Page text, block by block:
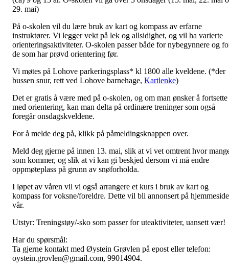
29. mai)
På o-skolen vil du lære bruk av kart og kompass av erfarne
instruktører. Vi legger vekt på lek og allsidighet, og vil ha varierte
orienteringsaktiviteter. O-skolen passer både for nybegynnere og
de som har prøvd orientering før.
Vi møtes på Lohove parkeringsplass* kl 1800 alle kveldene. (*der
bussen snur, rett ved Lohove barnehage, Kartlenke)
Det er gratis å være med på o-skolen, og om man ønsker å fortsette
med orientering, kan man delta på ordinære treninger som også
foregår onsdagskveldene.
For å melde deg på, klikk på påmeldingsknappen over.
Meld deg gjerne på innen 13. mai, slik at vi vet omtrent hvor
som kommer, og slik at vi kan gi beskjed dersom vi må endre
oppmøteplass på grunn av snøforholda.
I løpet av våren vil vi også arrangere et kurs i bruk av kart og
kompass for voksne/foreldre. Dette vil bli annonsert på
vår.
Utstyr: Treningstøy/-sko som passer for uteaktiviteter, uansett vær!
Har du spørsmål:
Ta gjerne kontakt med Øystein Grøvlen på epost eller telefon:
oystein.grovlen@gmail.com, 99014904.